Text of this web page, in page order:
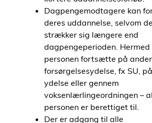
Dagpengemodtagere kan
deres uddannelse, selvom
strækker sig længere end
dagpengeperioden. Hermed
personen fortsætte på
forsørgelsesydelse, fx SU,
ydelse eller gennem
voksenlærlingeordningen –
personen er berettiget til.
Der er adgang til alle